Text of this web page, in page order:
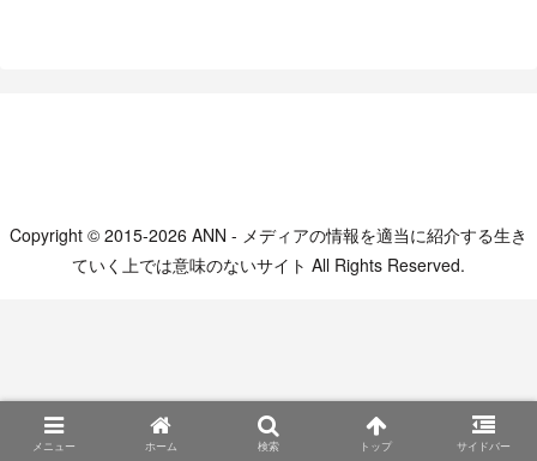
Copyright © 2015-2026 ANN - メディアの情報を適当に紹介する生き
ていく上では意味のないサイト All Rights Reserved.
メニュー ホーム 検索 トップ サイドバー